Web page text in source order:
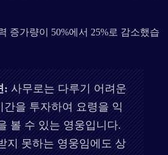
증가량이 50%에서 25%로 감소했습
: 사무로는 다루기 어려운
간을 투자하여 요령을 익
볼 수 있는 영웅입니다.
지 못하는 영웅임에도 상